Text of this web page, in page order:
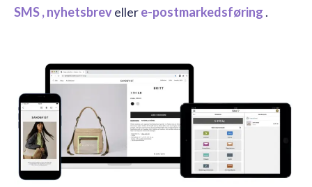
SMS ,nyhetsbrevellere-postmarkedsføring .